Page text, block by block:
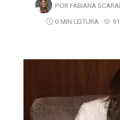
POR FABIANA
0 MIN LEITURA